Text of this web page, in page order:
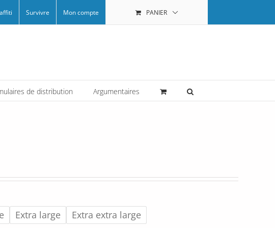
Survivre Mon compte PANIER
de distribution Argumentaires
Extra large Extra extra large